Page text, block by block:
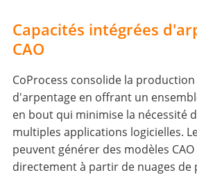
Capacités intégrées
CAO
CoProcess consolide la
d'arpentage en offrant un
en bout qui minimise la nécessité
multiples applications logicielles.
peuvent générer des modèles CAO
directement à partir de nuages